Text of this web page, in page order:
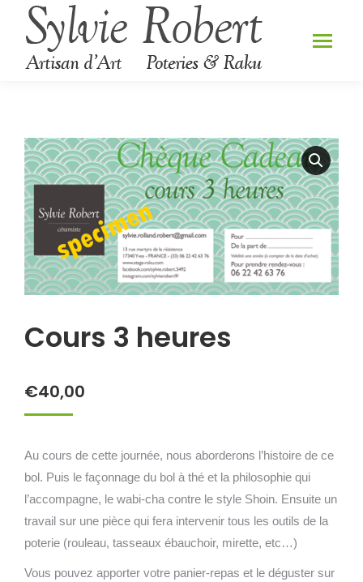
Cours 3 heures
€40,00
Au cours de cette journée, nous aborderons l’histoire de ce
bol. Puis le façonnage du bol à thé et la philosophie qui
l’accompagne, le wabi-cha contre le style Shoin. Ensuite un
travail sur une pièce qui fera intervenir tous les outils de la
poterie (rouleau, tasseaux ébauchoir, mirette, etc…)
Vous pouvez apporter votre panier-repas et le déguster sur